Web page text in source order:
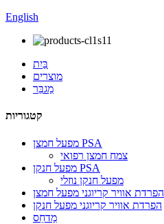
English
בַּיִת
מוצרים
מַגבֵּר
קטגוריות
מפעל חמצן PSA
צמח חמצן רפואי
מפעל חנקן PSA
מפעל חנקן נוזלי
הפרדת אוויר קריוגני מפעל חמצן
הפרדת אוויר קריוגני מפעל חנקן
מַדחֵס